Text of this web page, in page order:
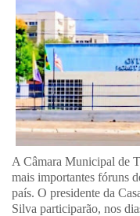
A Câmara Municipal de
mais importantes fóruns
país. O presidente da
Silva participarão, nos